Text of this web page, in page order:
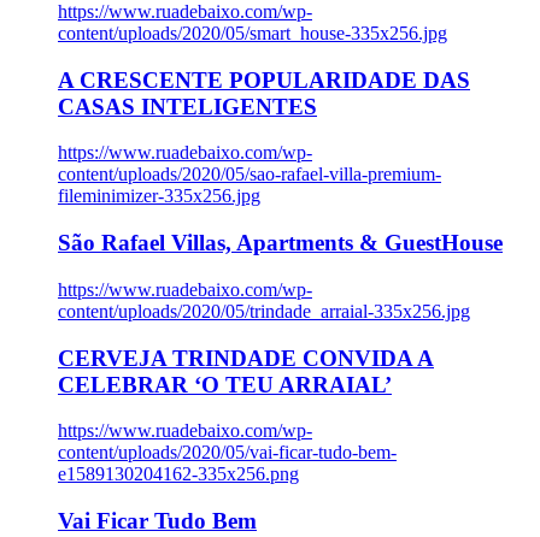
https://www.ruadebaixo.com/wp-
content/uploads/2020/05/smart_house-335x256.jpg
A CRESCENTE POPULARIDADE DAS
CASAS INTELIGENTES
https://www.ruadebaixo.com/wp-
content/uploads/2020/05/sao-rafael-villa-premium-
fileminimizer-335x256.jpg
São Rafael Villas, Apartments & GuestHouse
https://www.ruadebaixo.com/wp-
content/uploads/2020/05/trindade_arraial-335x256.jpg
CERVEJA TRINDADE CONVIDA A
CELEBRAR ‘O TEU ARRAIAL’
https://www.ruadebaixo.com/wp-
content/uploads/2020/05/vai-ficar-tudo-bem-
e1589130204162-335x256.png
Vai Ficar Tudo Bem